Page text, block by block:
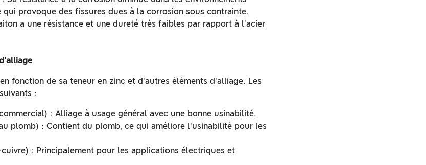
qui provoque des fissures dues à la corrosion sous contrainte.
a une résistance et une dureté très faibles par rapport à l'acier
fonction de sa teneur en zinc et d'autres éléments d'alliage. Les
:
: Alliage à usage général avec une bonne usinabilité.
plomb) : Contient du plomb, ce qui améliore l'usinabilité pour les
: Principalement pour les applications électriques et